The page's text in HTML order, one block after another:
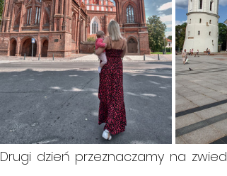
Drugi dzień przeznaczamy na